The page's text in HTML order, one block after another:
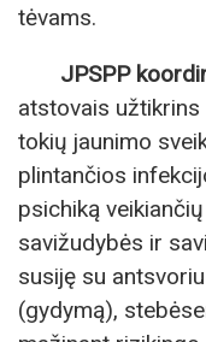
tėvams.
JPSPP
atstovais užtikrins
tokių jaunimo
plintančios
psichiką
savižudybės ir
susiję su
(gydymą),